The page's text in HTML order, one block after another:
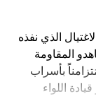
الذي نفذه
المقاومة
هجوماً جوياً مُتزامناً بأسراب
اللواء